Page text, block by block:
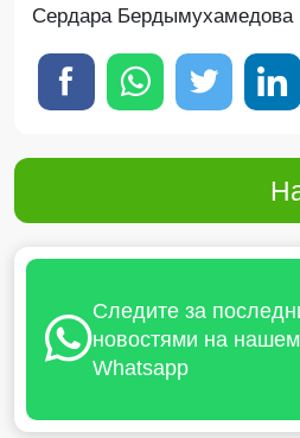
Сердара Бердымухамедова
Следите за
новостями на нашем
Whatsapp